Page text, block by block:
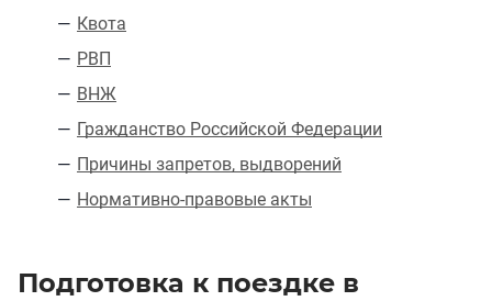
Квота
РВП
ВНЖ
Гражданство Российской Федерации
Причины запретов, выдворений
Нормативно-правовые акты
Подготовка к поездке в